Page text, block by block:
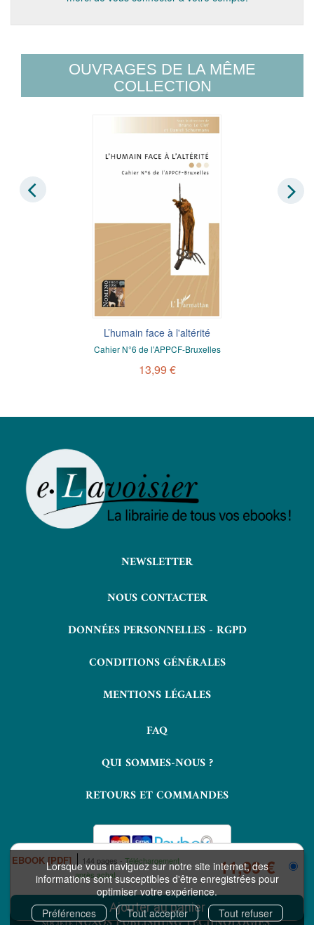
Lorsque vous naviguez sur notre site internet, des
informations sont susceptibles d'être enregistrées pour
optimiser votre expérience.
Préférences
Tout accepter Tout refuser
EBOOK [PDF] 144 pages
Téléchargement
après achat
11,99 €
OUVRAGES DE LA MÊME
COLLECTION
L’humain face à l'altérité
Cahier N°6 de l’APPCF-Bruxelles
13,99 €
NEWSLETTER
NOUS CONTACTER
DONNÉES PERSONNELLES - RGPD
CONDITIONS GÉNÉRALES
MENTIONS LÉGALES
FAQ
QUI SOMMES-NOUS ?
RETOURS ET COMMANDES
COPYRIGHT © 2026 LAVOISIER ET NUXOS PUBLISHING TECHNOLOGIES.
IZIBOOK®ETIZIBOOKS®SONT DES MARQUES DÉPOSÉES DE LA